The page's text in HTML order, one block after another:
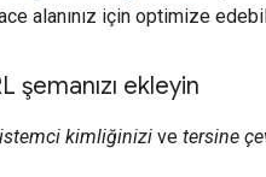
alanınız için optimize
şemanızı ekleyin
kimliğinizi ve tersine